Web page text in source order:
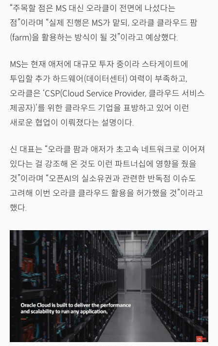
“주목할 점은 MS 대신 오라클이 전면에 나섰다는
점”이라며 “실제 진행은 MS가 맡되, 오라클 클라우드 팜
(farm)을 활용하는 방식이 될 것”이라고 예상했다.
MS는 현재 애저에 대규모 투자 중이라 스타게이트에
투입할 추가 하드웨어(데이터센터) 여력이 부족하고,
오라클은 ‘CSP(Cloud Service Provider, 클라우드 서비스
제공자)’를 위한 클라우드 기업을 표방하고 있어 이런
새로운 협업이 이뤄졌다는 설명이다.
신 대표는 “오라클 팜과 애저가 초고속 네트워크로 이어져
있다는 걸 강조해 온 것도 이런 파트너십에 영향을 줬을
것”이라며 “오픈AI의 실소유권과 관련한 반독점 이슈도
고려해 이번 오라클 클라우드 활용을 허가했을 것”이라고
했다.